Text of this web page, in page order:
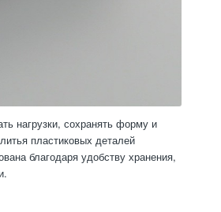
нагрузки, сохранять форму и
пластиковых деталей
благодаря удобству хранения,